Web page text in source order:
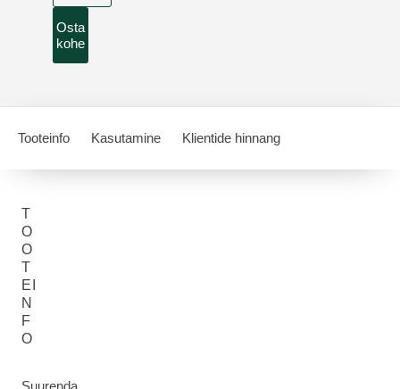
Osta
kohe
Tooteinfo Kasutamine Klientide hinnang
T
O
O
T
EI
N
F
O
Suurenda